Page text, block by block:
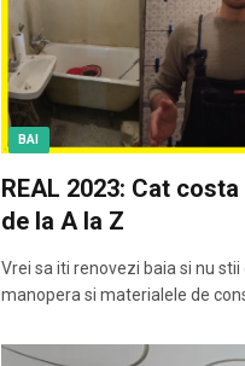
BAI
REAL 2023: Cat
de la A la Z
Vrei sa iti renovezi baia si nu
manopera si materialele de